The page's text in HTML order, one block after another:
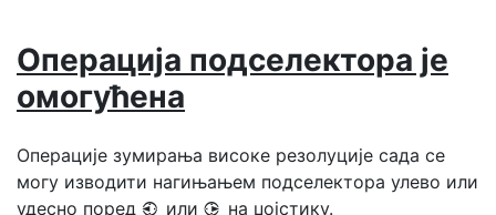
Операција подселектора је
омогућена
Операције зумирања високе резолуције сада се
могу изводити нагињањем подселектора улево или
удесно поред 4 или 2 на џојстику.